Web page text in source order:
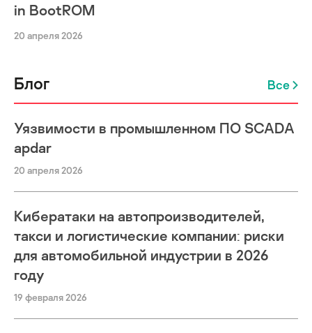
in BootROM
20 апреля 2026
Блог Все
Уязвимости в промышленном ПО SCADA
apdar
20 апреля 2026
Кибератаки на автопроизводителей,
такси и логистические компании: риски
для автомобильной индустрии в 2026
году
19 февраля 2026